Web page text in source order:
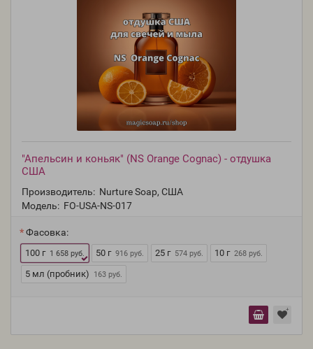
"Апельсин и коньяк" (NS Orange Cognac) - отдушка
США
Производитель: Nurture Soap, США
Модель: FO-USA-NS-017
Фасовка:
100 г 1 658 руб. 50 г 916 руб. 25 г 574 руб. 10 г 268 руб.
5 мл (пробник) 163 руб.